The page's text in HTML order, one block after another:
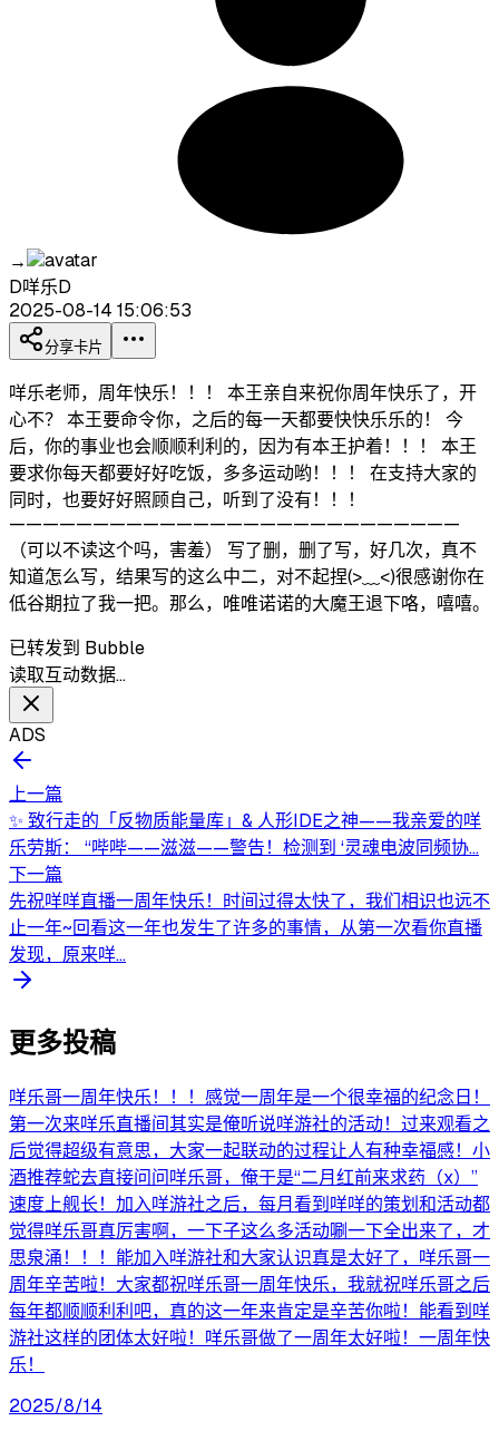
→
D咩乐D
2025-08-14 15:06:53
分享卡片
咩乐老师，周年快乐！！！ 本王亲自来祝你周年快乐了，开
心不？ 本王要命令你，之后的每一天都要快快乐乐的！ 今
后，你的事业也会顺顺利利的，因为有本王护着！！！ 本王
要求你每天都要好好吃饭，多多运动哟！！！ 在支持大家的
同时，也要好好照顾自己，听到了没有！！！
———————————————————————————
（可以不读这个吗，害羞） 写了删，删了写，好几次，真不
知道怎么写，结果写的这么中二，对不起捏(>﹏<)很感谢你在
低谷期拉了我一把。那么，唯唯诺诺的大魔王退下咯，嘻嘻。
已转发到 Bubble
读取互动数据…
ADS
上一篇
✨ 致行走的「反物质能量库」& 人形IDE之神——我亲爱的咩
乐劳斯： “哔哔——滋滋——警告！检测到 ‘灵魂电波同频协...
下一篇
先祝咩咩直播一周年快乐！时间过得太快了，我们相识也远不
止一年~回看这一年也发生了许多的事情，从第一次看你直播
发现，原来咩...
更多投稿
咩乐哥一周年快乐！！！感觉一周年是一个很幸福的纪念日！
第一次来咩乐直播间其实是俺听说咩游社的活动！过来观看之
后觉得超级有意思，大家一起联动的过程让人有种幸福感！小
酒推荐蛇去直接问问咩乐哥，俺于是“二月红前来求药（x）”
速度上舰长！加入咩游社之后，每月看到咩咩的策划和活动都
觉得咩乐哥真厉害啊，一下子这么多活动唰一下全出来了，才
思泉涌！！！能加入咩游社和大家认识真是太好了，咩乐哥一
周年辛苦啦！大家都祝咩乐哥一周年快乐，我就祝咩乐哥之后
每年都顺顺利利吧，真的这一年来肯定是辛苦你啦！能看到咩
游社这样的团体太好啦！咩乐哥做了一周年太好啦！一周年快
乐！
2025/8/14